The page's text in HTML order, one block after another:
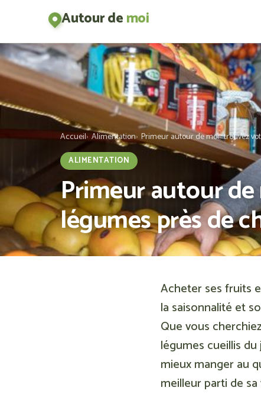
Autour demoi
Accueil Alimentation Primeur autour de moi : trouvez
ALIMENTATION
Primeur autour
légumes près de
Acheter ses fruits
la saisonnalité et
Que vous
légumes cueillis
mieux manger au
meilleur parti de sa